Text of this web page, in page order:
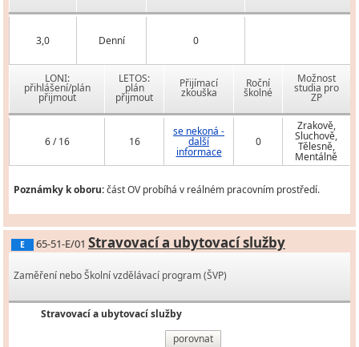
3,0 Denní 0
LONI:
přihlášení/plán
přijmout
LETOS:
plán
přijmout
Přijímací
zkouška
Roční
školné
Možnost
studia pro
ZP
6 / 16 16
se nekoná -
další
informace
0
Zrakově,
Sluchově,
Tělesně,
Mentálně
Poznámky k oboru:část OV probíhá v reálném pracovním prostředí.
E 65-51-E/01 Stravovací a ubytovací služby
Zaměření nebo Školní vzdělávací program (ŠVP)
Stravovací a ubytovací služby
porovnat